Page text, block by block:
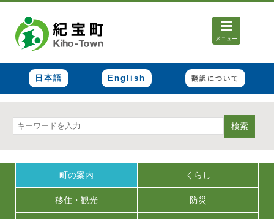
メニュー
日本語 English 翻訳について
検索
町の案内 くらし
移住・観光 防災